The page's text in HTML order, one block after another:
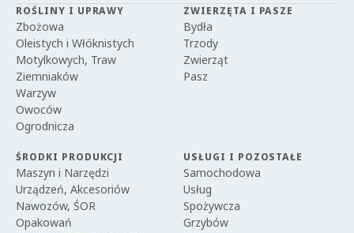
ROŚLINY I UPRAWY
Zbożowa
Oleistych i Włóknistych
Motylkowych, Traw
Ziemniaków
Warzyw
Owoców
Ogrodnicza
ZWIERZĘTA I PASZE
Bydła
Trzody
Zwierząt
Pasz
ŚRODKI PRODUKCJI
Maszyn i Narzędzi
Urządzeń, Akcesoriów
Nawozów, ŚOR
Opakowań
USŁUGI I POZOSTAŁE
Samochodowa
Usług
Spożywcza
Grzybów